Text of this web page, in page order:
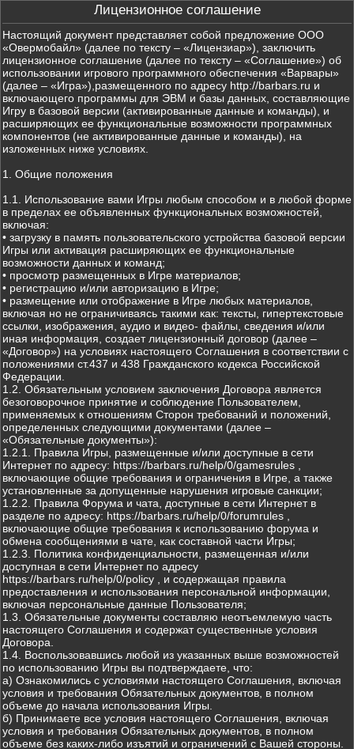
Лицензионное соглашение
Настоящий документ представляет собой предложение ООО
«Овермобайл» (далее по тексту – «Лицензиар»), заключить
лицензионное соглашение (далее по тексту – «Соглашение») об
использовании игрового программного обеспечения «Варвары»
(далее – «Игра»),размещенного по адресу http://barbars.ru и
включающего программы для ЭВМ и базы данных, составляющие
Игру в базовой версии (активированные данные и команды), и
расширяющих ее функциональные возможности программных
компонентов (не активированные данные и команды), на
изложенных ниже условиях.
1. Общие положения
1.1. Использование вами Игры любым способом и в любой форме
в пределах ее объявленных функциональных возможностей,
включая:
• загрузку в память пользовательского устройства базовой версии
Игры или активация расширяющих ее функциональные
возможности данных и команд;
• просмотр размещенных в Игре материалов;
• регистрацию и/или авторизацию в Игре;
• размещение или отображение в Игре любых материалов,
включая но не ограничиваясь такими как: тексты, гипертекстовые
ссылки, изображения, аудио и видео- файлы, сведения и/или
иная информация, создает лицензионный договор (далее –
«Договор») на условиях настоящего Соглашения в соответствии с
положениями ст.437 и 438 Гражданского кодекса Российской
Федерации.
1.2. Обязательным условием заключения Договора является
безоговорочное принятие и соблюдение Пользователем,
применяемых к отношениям Сторон требований и положений,
определенных следующими документами (далее –
«Обязательные документы»):
1.2.1. Правила Игры, размещенные и/или доступные в сети
Интернет по адресу: https://barbars.ru/help/0/gamesrules ,
включающие общие требования и ограничения в Игре, а также
установленные за допущенные нарушения игровые санкции;
1.2.2. Правила Форума и чата, доступные в сети Интернет в
разделе по адресу: https://barbars.ru/help/0/forumrules ,
включающие общие требования к использованию форума и
обмена сообщениями в чате, как составной части Игры;
1.2.3. Политика конфиденциальности, размещенная и/или
доступная в сети Интернет по адресу
https://barbars.ru/help/0/policy , и содержащая правила
предоставления и использования персональной информации,
включая персональные данные Пользователя;
1.3. Обязательные документы составляю неотъемлемую часть
настоящего Соглашения и содержат существенные условия
Договора.
1.4. Воспользовавшись любой из указанных выше возможностей
по использованию Игры вы подтверждаете, что:
а) Ознакомились с условиями настоящего Соглашения, включая
условия и требования Обязательных документов, в полном
объеме до начала использования Игры.
б) Принимаете все условия настоящего Соглашения, включая
условия и требования Обязательных документов, в полном
объеме без каких-либо изъятий и ограничений с Вашей стороны.